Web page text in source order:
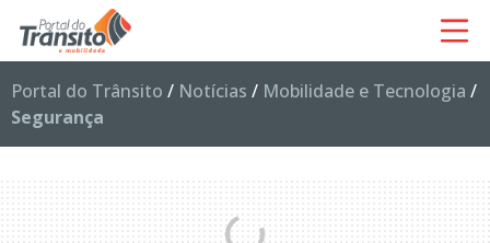
Portal do Trânsito / Notícias / Mobilidade e Tecnologia /
Segurança